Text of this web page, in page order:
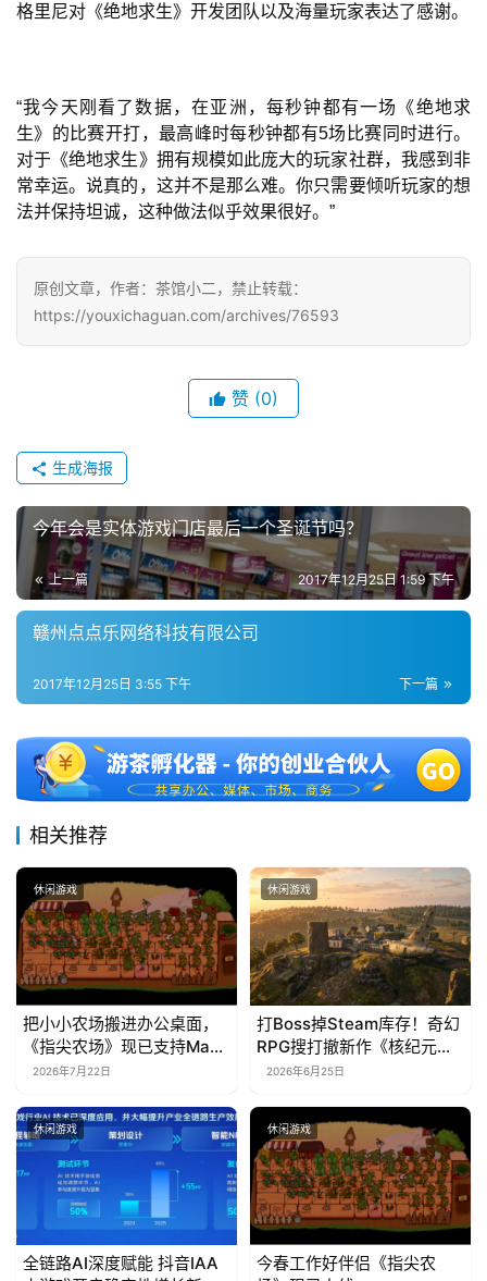
7
0
日
游
对
接
站
中
文
(
中
格里尼对《绝地求生》开发团队以及海量玩家表达了感谢。
“我今天刚看了数据，在亚洲，每秒钟都有一场《绝地求
生》的比赛开打，最高峰时每秒钟都有5场比赛同时进行。
对于《绝地求生》拥有规模如此庞大的玩家社群，我感到非
常幸运。说真的，这并不是那么难。你只需要倾听玩家的想
法并保持坦诚，这种做法似乎效果很好。”
原创文章，作者：茶馆小二，禁止转载：
https://youxichaguan.com/archives/76593
赞 (0)
生成海报
今年会是实体游戏门店最后一个圣诞节吗？
上一篇 2017年12月25日 1:59 下午
赣州点点乐网络科技有限公司
下一篇
2017年12月25日 3:55 下午
相关推荐
休闲游戏
把小小农场搬进办公桌面，
《指尖农场》现已支持Mac
系统！
2026年7月22日
休闲游戏
打Boss掉Steam库存！奇幻
RPG搜打撤新作《核纪元》
正式上线Steam：武器属性
2026年6月25日
休闲游戏
全链路AI深度赋能 抖音IAA
休闲游戏
今春工作好伴侣《指尖农